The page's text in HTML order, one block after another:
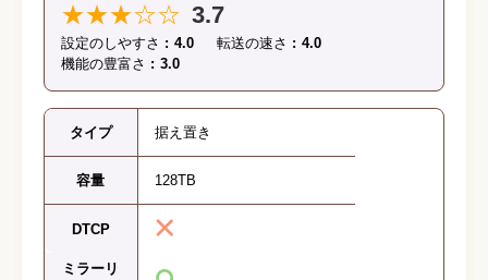
★★★☆☆ 3.7
設定のしやすさ 4.0 転送の速さ
4.0
機能の豊富さ
3.0
タイプ 据え置き
容量 128TB
DTCP
ミラーリ